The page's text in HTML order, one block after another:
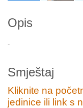
Opis
-
Smještaj
Kliknite na
jedinice ili link s